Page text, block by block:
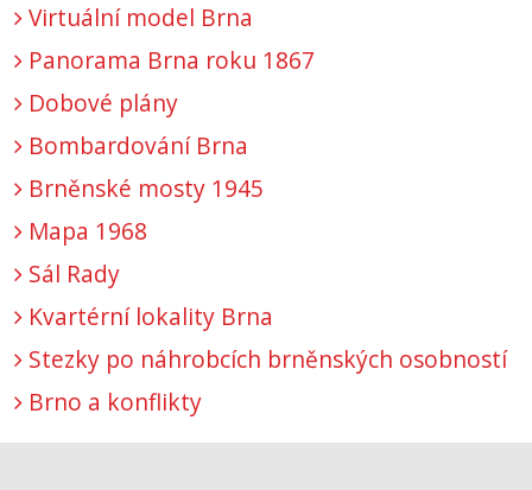
Virtuální model Brna
Panorama Brna roku 1867
Dobové plány
Bombardování Brna
Brněnské mosty 1945
Mapa 1968
Sál Rady
Kvartérní lokality Brna
Stezky po náhrobcích brněnských osobností
Brno a konflikty